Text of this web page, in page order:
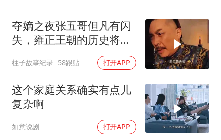
总书记点赞的非遗苗绣焕发新生机
夺嫡之夜张五哥但凡有闪
失，雍正王朝的历史将彻
柱子故事纪录 58跟贴 打开APP
这个家庭关系确实有点儿
复杂啊
如意说剧 打开APP